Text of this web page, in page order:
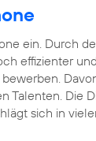
ein. Durch
effizienter
Talenten. Die
sich in